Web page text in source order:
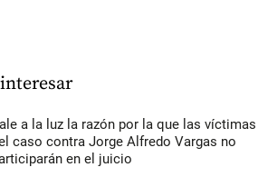
a la luz la razón por la que las víctimas
caso contra Jorge Alfredo Vargas no
en el juicio